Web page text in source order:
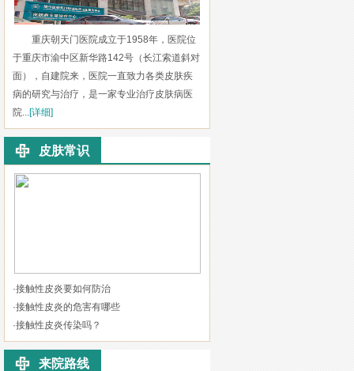
重庆朝天门医院成立于1958年，医院位
于重庆市渝中区新华路142号（长江索道斜对
面），自建院来，医院一直致力各类皮肤疾
病的研究与治疗，是一家专业治疗皮肤病医
院... [详细]
皮肤常识
·接触性皮炎要如何防治
·接触性皮炎的危害有哪些
·接触性皮炎传染吗？
来院路线